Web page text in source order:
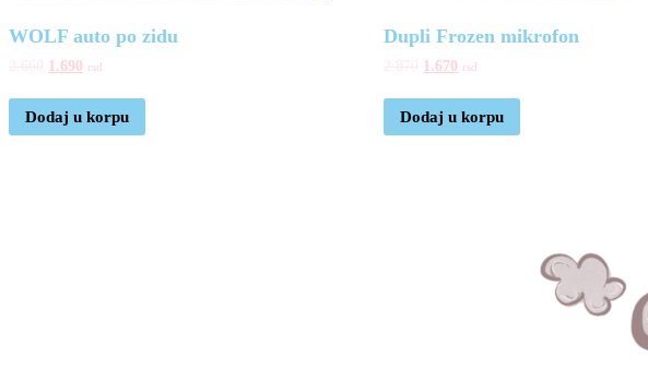
WOLF auto po zidu
1.690 rsd
Dodaj u korpu
Dupli Frozen mikrofon
1.670 rsd
Dodaj u korpu